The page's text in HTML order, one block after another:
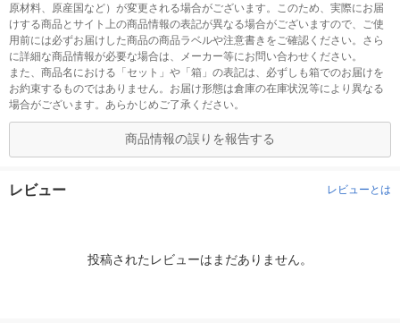
原材料、原産国など）が変更される場合がございます。このため、実際にお届
けする商品とサイト上の商品情報の表記が異なる場合がございますので、ご使
用前には必ずお届けした商品の商品ラベルや注意書きをご確認ください。さら
に詳細な商品情報が必要な場合は、メーカー等にお問い合わせください。
また、商品名における「セット」や「箱」の表記は、必ずしも箱でのお届けを
お約束するものではありません。お届け形態は倉庫の在庫状況等により異なる
場合がございます。あらかじめご了承ください。
商品情報の誤りを報告する
レビュー レビューとは
投稿されたレビューはまだありません。